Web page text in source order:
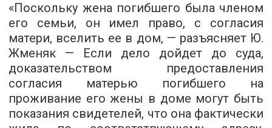
«Поскольку жена погибшего была членом
его семьи, он имел право, с согласия
матери, вселить ее в дом, — разъясняет Ю.
Жменяк — Если дело дойдет до суда,
доказательством предоставления
согласия матерью погибшего на
проживание его жены в доме могут быть
показания свидетелей, что она фактически